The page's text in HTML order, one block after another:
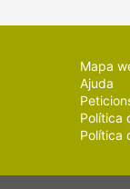
Mapa
Ajuda
Política
Política